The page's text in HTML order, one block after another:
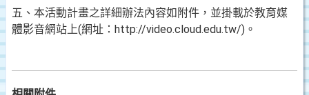
五、本活動計畫之詳細辦法內容如附件，並掛載於教育媒
體影音網站上(網址：http://video.cloud.edu.tw/)。